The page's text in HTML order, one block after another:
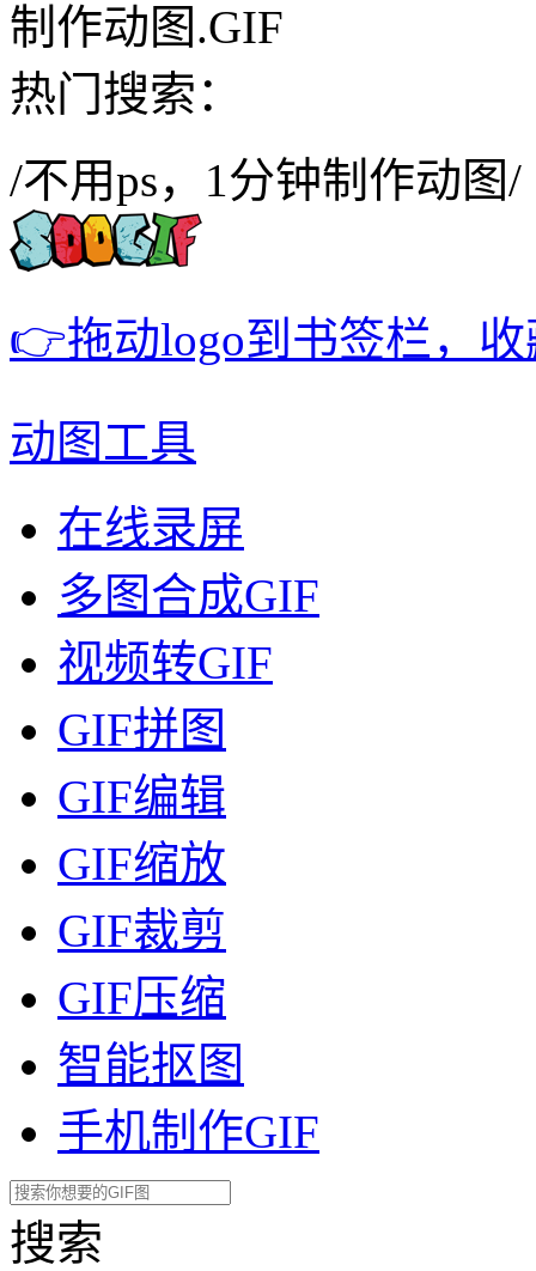
制作动图.GIF
热门搜索：
/不用ps，1分钟制作动图/
👉拖动logo到书签栏，
动图工具
在线录屏
多图合成GIF
视频转GIF
GIF拼图
GIF编辑
GIF缩放
GIF裁剪
GIF压缩
智能抠图
手机制作GIF
搜索